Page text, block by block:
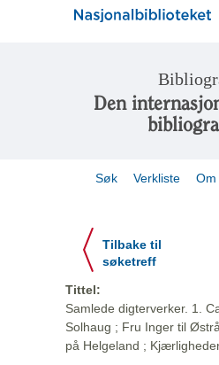
Den
Søk Verkliste Om
Tilbake til
søketreff
Tittel:
Samlede digterverker. 1.
Solhaug ; Fru Inger til
på Helgeland ;